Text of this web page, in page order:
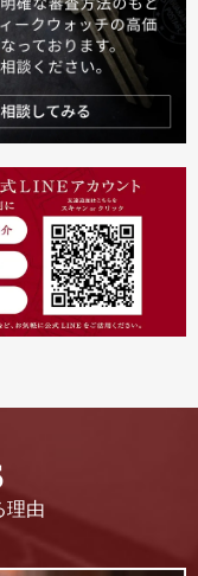
理由